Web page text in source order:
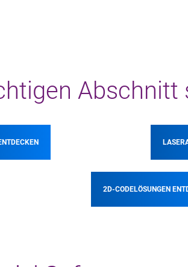
Abschnitt
2D-CODELÖSUNGEN